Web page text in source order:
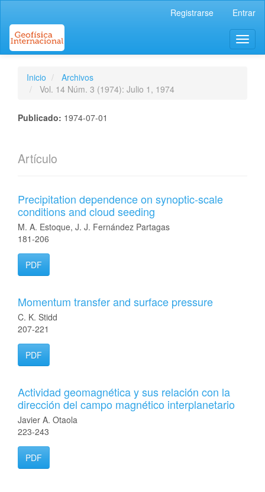
Contenido
principal
Barra
Registrarse Entrar
Inicio
Archivos
Vol. 14 Núm. 3 (1974): Julio 1, 1974
Publicado: 1974-07-01
Artículo
Precipitation dependence on synoptic-scale
conditions and cloud seeding
M. A. Estoque, J. J. Fernández Partagas
181-206
PDF
Momentum transfer and surface pressure
C. K. Stidd
207-221
PDF
Actividad geomagnética y sus relación con la
dirección del campo magnético interplanetario
Javier A. Otaola
223-243
PDF